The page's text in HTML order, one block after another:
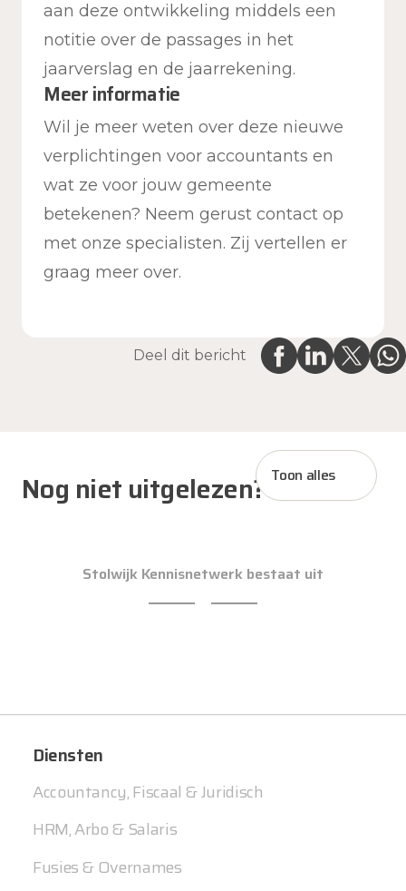
aan deze ontwikkeling middels een
notitie over de passages in het
jaarverslag en de jaarrekening.
Meer informatie
Wil je meer weten over deze nieuwe
verplichtingen voor accountants en
wat ze voor jouw gemeente
betekenen? Neem gerust contact op
met onze specialisten. Zij vertellen er
graag meer over.
Deel dit bericht
Nog niet uitgelezen? Toon alles
Stolwijk Kennisnetwerk bestaat uit
Diensten
Accountancy, Fiscaal & Juridisch
HRM, Arbo & Salaris
Fusies & Overnames